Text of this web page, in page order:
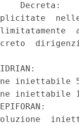
Decreta:
iniettabile
iniettabile